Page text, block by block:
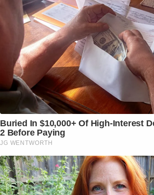
Buried In $10,000+ Of High-Interest
2 Before Paying
JG WENTWORTH